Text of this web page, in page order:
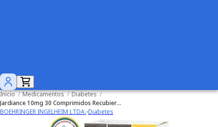
Inicio / Medicamentos / Diabetes /
Jardiance 10mg 30 Comprimidos Recubiertos (Cenabast)
BOEHRINGER INGELHEIM LTDA. Diabetes